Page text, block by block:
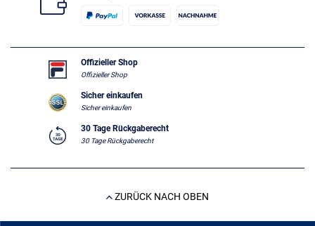
Offizieller Shop
Offizieller Shop
Sicher einkaufen
Sicher einkaufen
30 Tage Rückgaberecht
30 Tage Rückgaberecht
ZURÜCK NACH OBEN